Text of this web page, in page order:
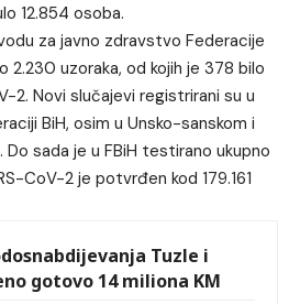
12.854 osoba.
za javno zdravstvo Federacije
2.230 uzoraka, od kojih je 378 bilo
2. Novi slučajevi registrirani su u
BiH, osim u Unsko-sanskom i
sada je u FBiH testirano ukupno
CoV-2 je potvrđen kod 179.161
Tuzle i
gotovo 14 miliona KM